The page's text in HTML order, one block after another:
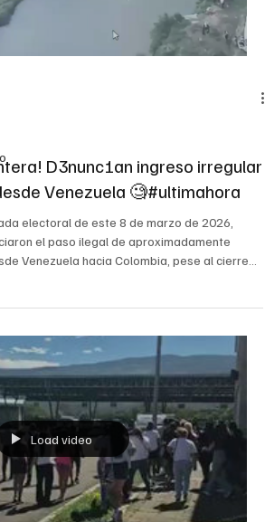
D3nunc1an ingreso irregular
Venezuela 🧐#ultimahora
electoral de este 8 de marzo de 2026,
el paso ilegal de aproximadamente
Venezuela hacia Colombia, pese al cierre
con reportes divulgados este domingo, la
en Norte de Santander y la fuerza pública
para contener el ingreso y verificar
con fines electorale
Load video